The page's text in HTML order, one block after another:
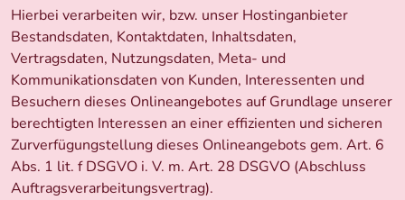
Hierbei verarbeiten wir, bzw. unser Hostinganbieter
Bestandsdaten, Kontaktdaten, Inhaltsdaten,
Vertragsdaten, Nutzungsdaten, Meta- und
Kommunikationsdaten von Kunden, Interessenten und
Besuchern dieses Onlineangebotes auf Grundlage unserer
berechtigten Interessen an einer effizienten und sicheren
Zurverfügungstellung dieses Onlineangebots gem. Art. 6
Abs. 1 lit. f DSGVO i. V. m. Art. 28 DSGVO (Abschluss
Auftragsverarbeitungsvertrag).